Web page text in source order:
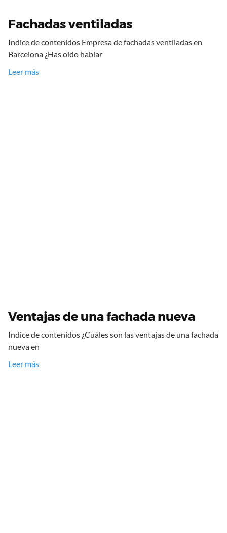
Fachadas ventiladas
Indice de contenidos Empresa de fachadas ventiladas en
Barcelona ¿Has oído hablar
Leer más
Ventajas de una fachada nueva
Indice de contenidos ¿Cuáles son las ventajas de una fachada
nueva en
Leer más